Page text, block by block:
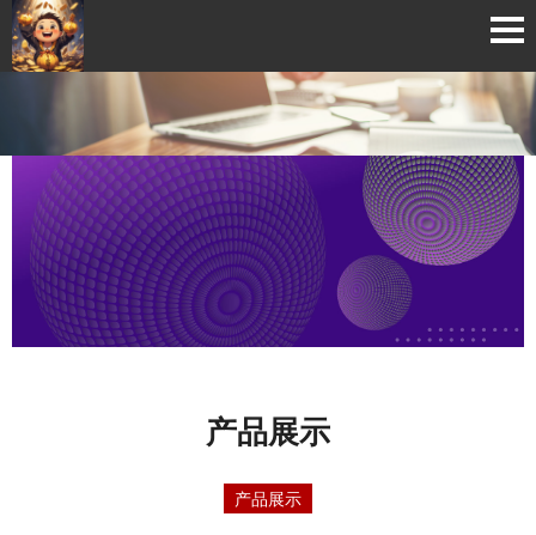
产品展示
产品展示